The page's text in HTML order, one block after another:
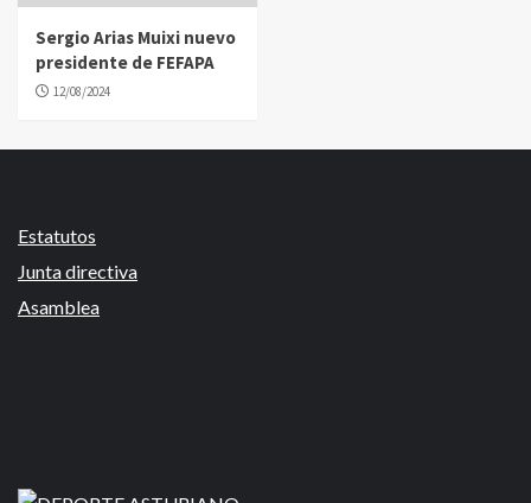
Sergio Arias Muixi nuevo
presidente de FEFAPA
12/08/2024
Estatutos
Junta directiva
Asamblea